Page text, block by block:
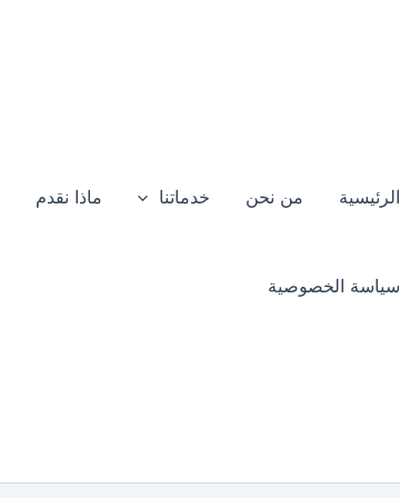
الرئيسية من نحن خدماتنا ماذا نقدم
سياسة الخصوصية